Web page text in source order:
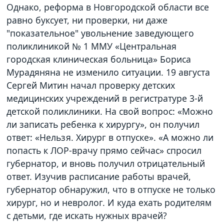
Однако, реформа в Новгородской области все
равно буксует, ни проверки, ни даже
"показательное" увольнение заведующего
поликлиникой № 1 ММУ «Центральная
городская клиническая больница» Бориса
Мурадяняна не изменило ситуации. 19 августа
Сергей Митин начал проверку детских
медицинских учреждений в регистратуре 3-й
детской поликлиники. На свой вопрос: «Можно
ли записать ребенка к хирургу», он получил
ответ: «Нельзя. Хирург в отпуске». «А можно ли
попасть к ЛОР-врачу прямо сейчас» спросил
губернатор, и вновь получил отрицательный
ответ. Изучив расписание работы врачей,
губернатор обнаружил, что в отпуске не только
хирург, но и невролог. И куда ехать родителям
с детьми, где искать нужных врачей?